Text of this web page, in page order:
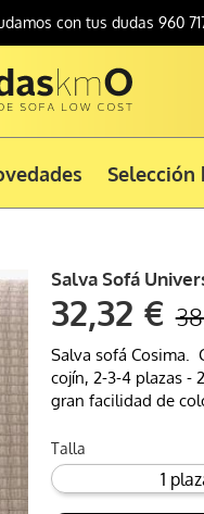
con tus dudas 960
Selección
Salva Sofá
32,32 €
Salva sofá Cosima.
cojín, 2-3-4 plazas -
gran facilidad de
Talla